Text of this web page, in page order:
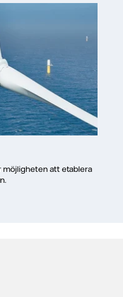
möjligheten att etablera